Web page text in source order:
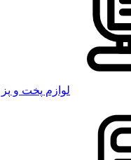
لوازم پخت و پز